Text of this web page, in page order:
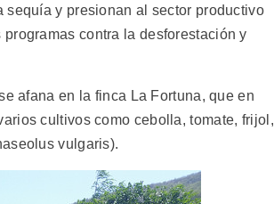
y presionan al sector productivo
contra la desforestación y
afana en la finca La Fortuna, que en
cultivos como cebolla, tomate, frijol,
vulgaris).